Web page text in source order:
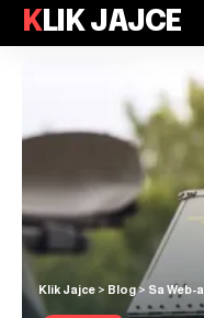
KLIK JAJCE
Klik Jajce > Blog> Sa Web-a